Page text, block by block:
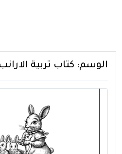
الوسم: كتاب تربية